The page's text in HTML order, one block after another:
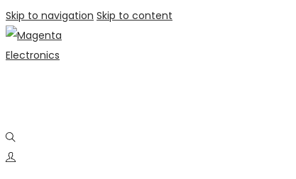
Skip to navigation Skip to content